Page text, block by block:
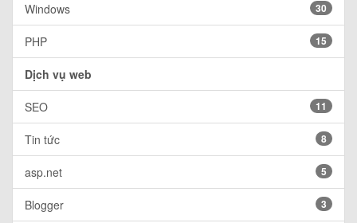
Windows 30
PHP 15
Dịch vụ web
SEO 11
Tin tức 8
asp.net 5
Blogger 3